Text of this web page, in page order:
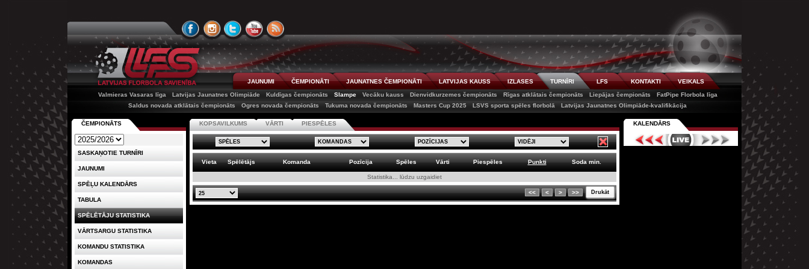
JAUNUMI ČEMPIONĀTI JAUNATNES ČEMPIONĀTI LATVIJAS KAUSS IZLASES TURNĪRI LFS KONTAKTI
VEIKALS
Valmieras Vasaras līga
Latvijas Jaunatnes Olimpiāde Kuldīgas čempionāts Slampe Vecāku kauss Dienvidkurzemes čempionāts Rīgas atklātais čempionāts Liepājas čempionāts
FatPipe Florbola līga
Saldus novada atklātais čempionāts
Ogres novada čempionāts Tukuma novada čempionāts Masters Cup 2025 LSVS sporta spēles florbolā Latvijas Jaunatnes Olimpiāde-kvalifikācija
KOPSAVILKUMS VĀRTI PIESPĒLES
Vieta Spēlētājs Komanda Pozīcija Spēles Vārti Piespēles Punkti Soda min.
Statistika... lūdzu uzgaidiet
Drukāt
<< < > >>
ČEMPIONĀTS
SASKAŅOTIE TURNĪRI
JAUNUMI
SPĒĻU KALENDĀRS
TABULA
SPĒLĒTĀJU STATISTIKA
VĀRTSARGU STATISTIKA
KOMANDU STATISTIKA
KOMANDAS
KALENDĀRS